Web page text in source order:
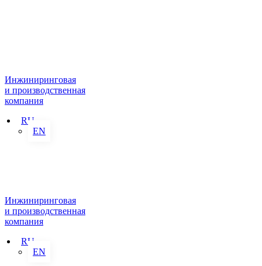
Инжиниринговая
и производственная
компания
RU
EN
Инжиниринговая
и производственная
компания
RU
EN